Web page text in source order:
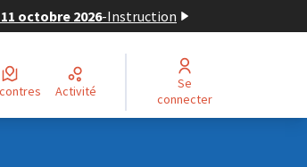
octobre 2026-Instruction
Activité
Se
connecter